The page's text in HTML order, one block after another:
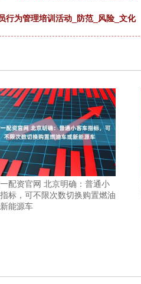
行为管理培训活动_防范_风险_文化
配资官网 北京明确：普通小
标，可不限次数切换购置燃油
能源车